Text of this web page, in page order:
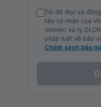
Tôi đã đọc và
liệu cá nhân của
Vinmec xử lý
pháp luật về bảo
Chính sách bảo